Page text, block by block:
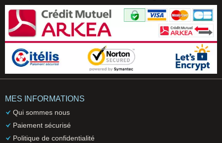
MES INFORMATIONS
Qui sommes nous
Paiement sécurisé
Politique de confidentialité